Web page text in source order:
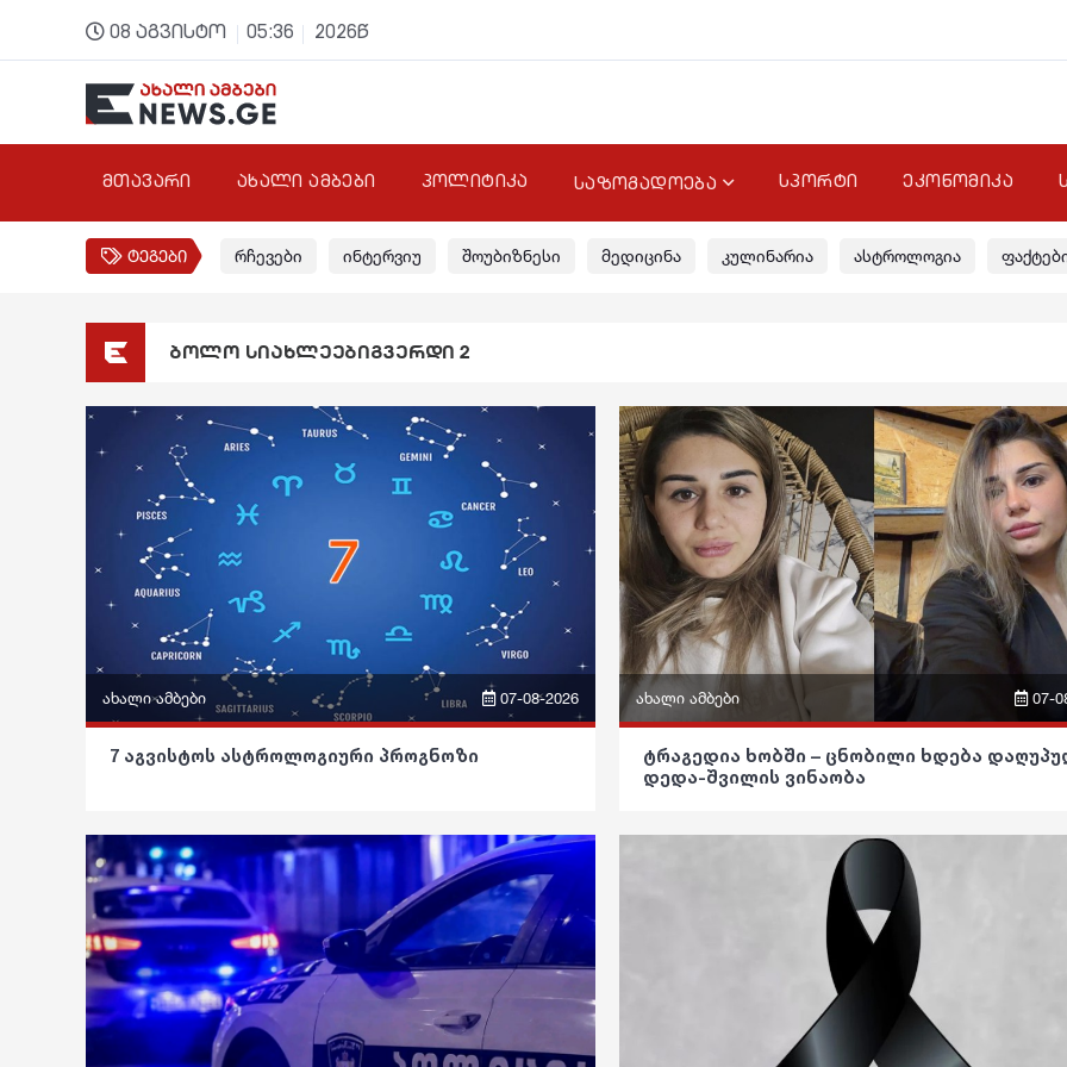
08 აგვისტო 05:36 2026წ
მთავარი ახალი ამბები პოლიტიკა საზოგადოება სპორტი ეკონომიკა
ტეგები რჩევები ინტერვიუ შოუბიზნესი მედიცინა კულინარია ასტროლოგია
ბოლო სიახლეებიგვერდი 2
ახალი ამბები
ფრაზები
პოლიტიკა
საზოგადოება
განათლება
ჯანდაცვა
კულტურა
07-08-2026
7 აგვისტოს ასტროლოგიური პროგნოზი
ახალი ამბები
ფრაზები
ვიდეო
პოლიტიკა
07-
ტრაგედია ხობში – ცნობილი ხდება
დედა-შვილის ვინაობა